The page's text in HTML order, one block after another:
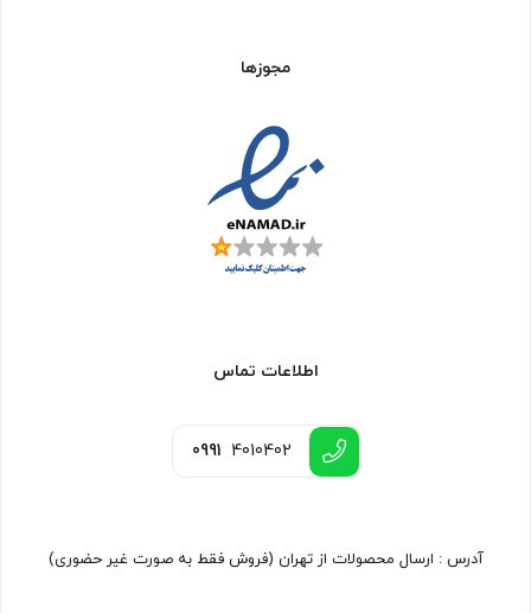
مجوزها
اطلاعات تماس
0991 4010402
آدرس : ارسال محصولات از تهران (فروش فقط به صورت غیر حضوری)